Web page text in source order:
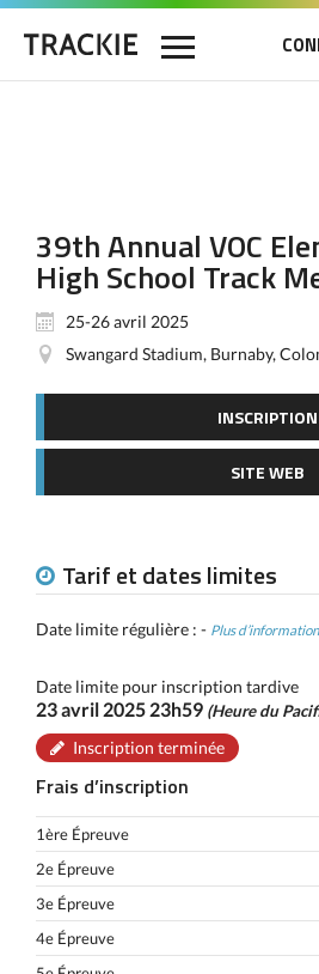
39th Annual VOC
High School Track
25-26 avril 2025
Swangard Stadium, Burnaby,
INSCRIPTION
SITE WEB
Tarif et dates limites
Date limite régulière : - Plus
Date limite pour inscription tardive
23 avril 2025 23h59 (Heure du
Inscription terminée
Frais d’inscription
1ère Épreuve
2e Épreuve
3e Épreuve
4e Épreuve